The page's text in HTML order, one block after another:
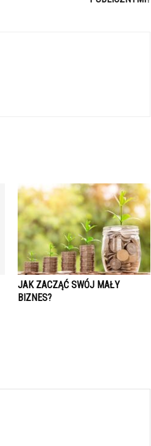
JAK ZACZĄĆ SWÓJ MAŁY
BIZNES?